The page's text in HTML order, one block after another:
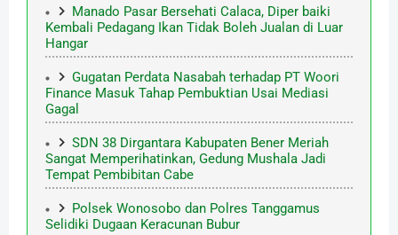
Manado Pasar Bersehati Calaca, Diper baiki
Kembali Pedagang Ikan Tidak Boleh Jualan di Luar
Hangar
Gugatan Perdata Nasabah terhadap PT Woori
Finance Masuk Tahap Pembuktian Usai Mediasi
Gagal
SDN 38 Dirgantara Kabupaten Bener Meriah
Sangat Memperihatinkan, Gedung Mushala Jadi
Tempat Pembibitan Cabe
Polsek Wonosobo dan Polres Tanggamus
Selidiki Dugaan Keracunan Bubur